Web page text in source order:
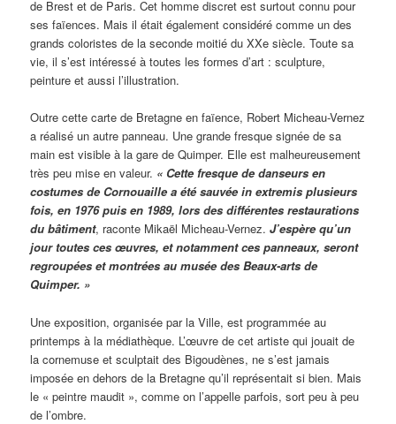
de Brest et de Paris. Cet homme discret est surtout connu pour
ses faïences. Mais il était également considéré comme un des
grands coloristes de la seconde moitié du XXe siècle. Toute sa
vie, il s’est intéressé à toutes les formes d’art : sculpture,
peinture et aussi l’illustration.
Outre cette carte de Bretagne en faïence, Robert Micheau-Vernez
a réalisé un autre panneau. Une grande fresque signée de sa
main est visible à la gare de Quimper. Elle est malheureusement
très peu mise en valeur. « Cette fresque de danseurs en
costumes de Cornouaille a été sauvée in extremis plusieurs
fois, en 1976 puis en 1989, lors des différentes restaurations
du bâtiment, raconte Mikaël Micheau-Vernez.J’espère qu’un
jour toutes ces œuvres, et notamment ces panneaux, seront
regroupées et montrées au musée des Beaux-arts de
Quimper. »
Une exposition, organisée par la Ville, est programmée au
printemps à la médiathèque. L’œuvre de cet artiste qui jouait de
la cornemuse et sculptait des Bigoudènes, ne s’est jamais
imposée en dehors de la Bretagne qu’il représentait si bien. Mais
le « peintre maudit », comme on l’appelle parfois, sort peu à peu
de l’ombre.